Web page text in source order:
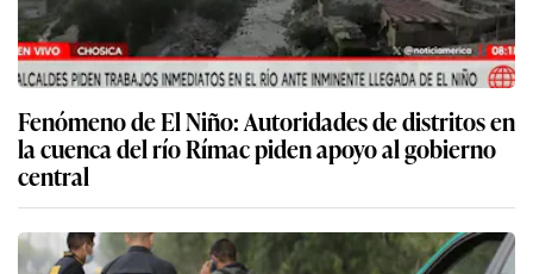
Fenómeno de El Niño: Autoridades de distritos en
la cuenca del río Rímac piden apoyo al gobierno
central